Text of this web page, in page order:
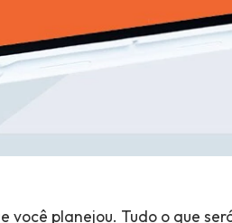
planejou. Tudo o que